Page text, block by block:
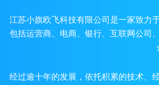
江苏小旗欧飞科技有限公司是一家致力
包括运营商、电商、银行、互联网公司
经过逾十年的发展，依托积累的技术、